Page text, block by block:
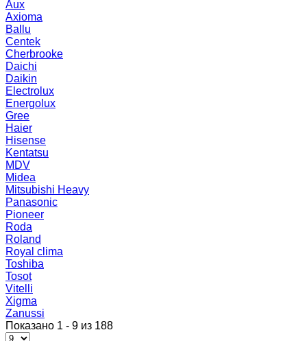
Aux
Axioma
Ballu
Centek
Cherbrooke
Daichi
Daikin
Electrolux
Energolux
Gree
Haier
Hisense
Kentatsu
MDV
Midea
Mitsubishi Heavy
Panasonic
Pioneer
Roda
Roland
Royal clima
Toshiba
Tosot
Vitelli
Xigma
Zanussi
Показано 1 - 9 из 188